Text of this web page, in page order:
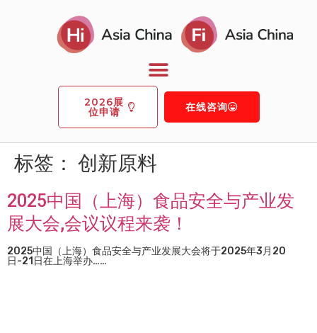
2026展
位申请 在线咨询
标签： 创新原料
2025中国（上海）食品安全与产业发
展大会,会议议程来袭！
2025中国（上海）食品安全与产业发展大会将于2025年3月20
日-21日在上海举办……